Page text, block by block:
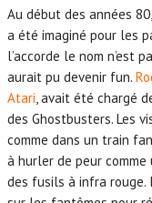
Au début des années
a été imaginé pour les
l’accorde le nom n’est
aurait pu devenir fun.
Atari, avait été chargé
des Ghostbusters. Les
comme dans un train
à hurler de peur
des fusils à infra